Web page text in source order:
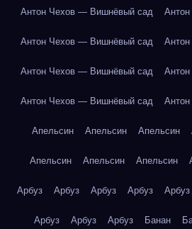
Антон Чехов — Вишнёвый сад
Антон Чехов — Вишнёвый сад
Антон Чехов — Вишнёвый сад
Антон Чехов — Вишнёвый сад
Апельсин Апельсин Апельсин
Апельсин Апельсин Апельсин
Арбуз Арбуз Арбуз Арбуз Арбуз
Арбуз Арбуз Арбуз Банан